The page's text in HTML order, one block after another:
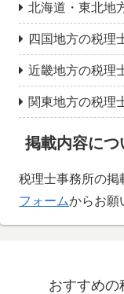
北海道・東北地
四国地方の税理
近畿地方の税理
関東地方の税理
掲載内容につ
税理士事務所の掲
フォームからお願
おすすめの